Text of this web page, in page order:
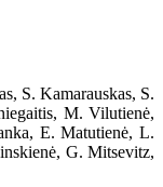
S. Kamarauskas, S.
M. Vilutienė,
E. Matutienė, L.
G. Mitsevitz,